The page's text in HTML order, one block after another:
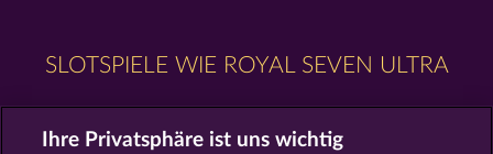
SLOTSPIELE WIE ROYAL SEVEN ULTRA
Ihre Privatsphäre ist uns wichtig